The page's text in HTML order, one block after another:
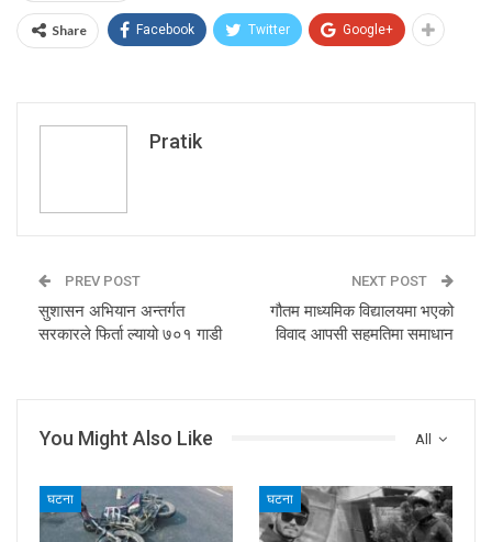
Share Facebook Twitter Google+
Pratik
PREV POST
सुशासन अभियान अन्तर्गत
सरकारले फिर्ता ल्यायो ७०१ गाडी
NEXT POST
गौतम माध्यमिक विद्यालयमा भएको
विवाद आपसी सहमतिमा समाधान
All
You Might Also Like
घटना घटना